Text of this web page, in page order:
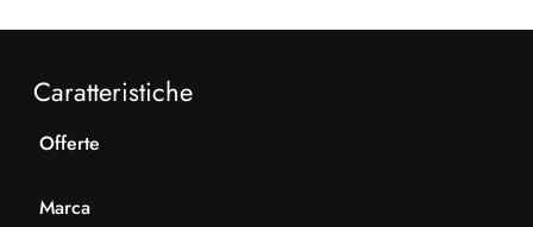
Caratteristiche
Offerte
Marca